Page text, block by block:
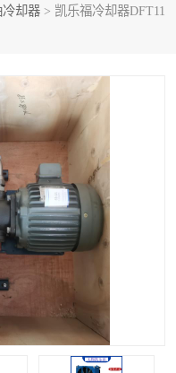
冷却器 > 凯乐福冷却器DFT11
向阀
机
管式油冷却器